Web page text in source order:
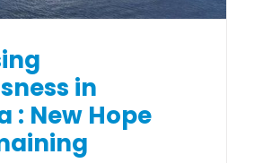
in
: New Hope